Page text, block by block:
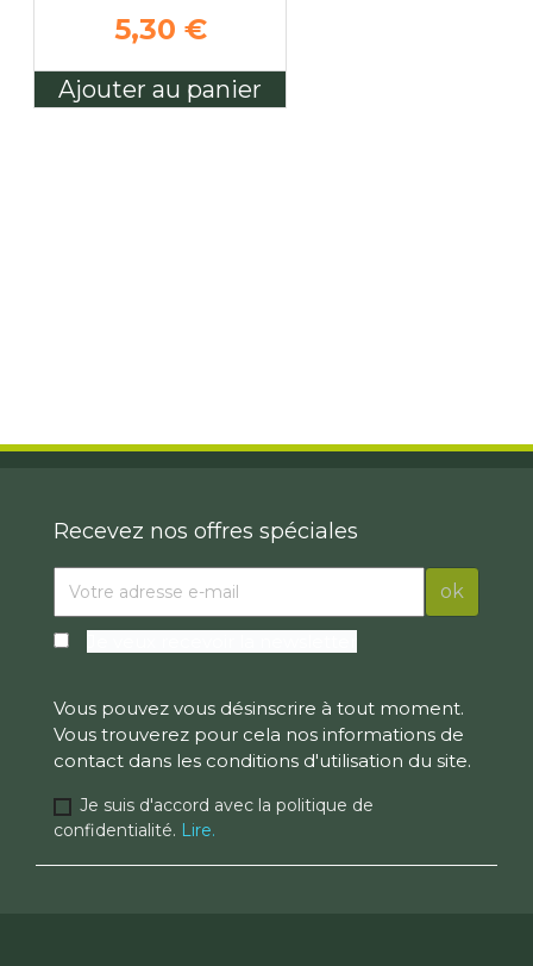
5,30 €
Ajouter au panier
Recevez nos offres spéciales
Vous pouvez vous désinscrire à tout moment.
Vous trouverez pour cela nos informations de
contact dans les conditions d'utilisation du site.
Je suis d'accord avec la politique de
confidentialité. Lire.